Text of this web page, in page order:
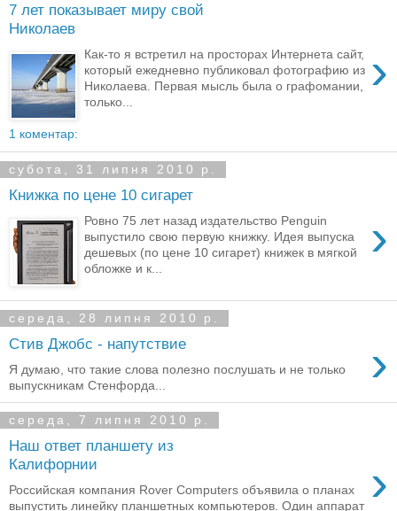
7 лет показывает миру свой
Николаев
›
Как-то я встретил на просторах Интернета сайт,
который ежедневно публиковал фотографию из
Николаева. Первая мысль была о графомании,
только...
1 коментар:
субота, 31 липня 2010 р.
Книжка по цене 10 сигарет
›
Ровно 75 лет назад издательство Penguin
выпустило свою первую книжку. Идея выпуска
дешевых (по цене 10 сигарет) книжек в мягкой
обложке и к...
середа, 28 липня 2010 р.
Стив Джобс - напутствие ›
Я думаю, что такие слова полезно послушать и не только
выпускникам Стенфорда...
середа, 7 липня 2010 р.
Наш ответ планшету из
Калифорнии
›
Российская компания Rover Computers объявила о планах
выпустить линейку планшетных компьютеров. Один аппарат